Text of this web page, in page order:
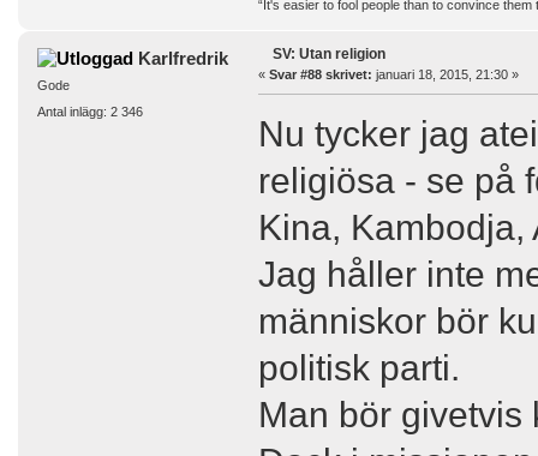
“It's easier to fool people than to convince them
Karlfredrik
Gode
Antal inlägg: 2 346
SV: Utan religion
« Svar #88 skrivet: januari 18, 2015, 21:30 »
Nu tycker jag
religiösa - se på
Kina, Kambodja,
Jag håller inte
människor bör
politisk parti.
Man bör givetvis